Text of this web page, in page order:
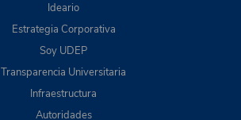
Ideario
Estrategia Corporativa
Soy UDEP
Transparencia Universitaria
Infraestructura
Autoridades